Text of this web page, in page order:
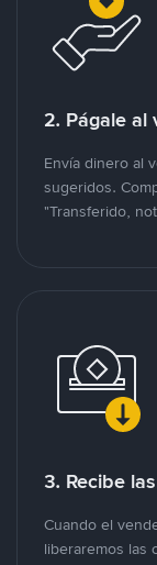
2. Págale al
Envía dinero al
sugeridos.
"Transferido,
3. Recibe
Cuando el
liberaremos las